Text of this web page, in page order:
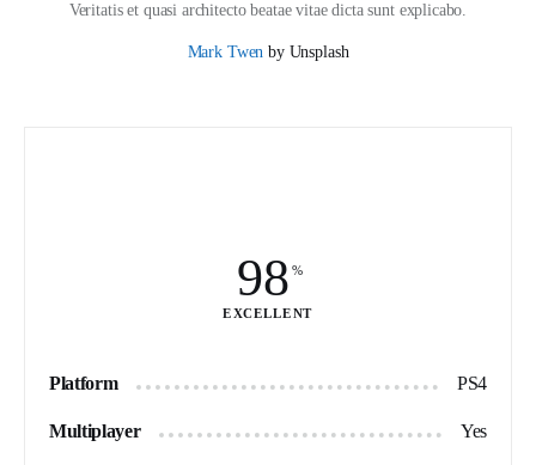
Veritatis et quasi architecto beatae vitae dicta sunt explicabo.
Mark Twen by Unsplash
98
EXCELLENT
Platform PS4
Multiplayer Yes